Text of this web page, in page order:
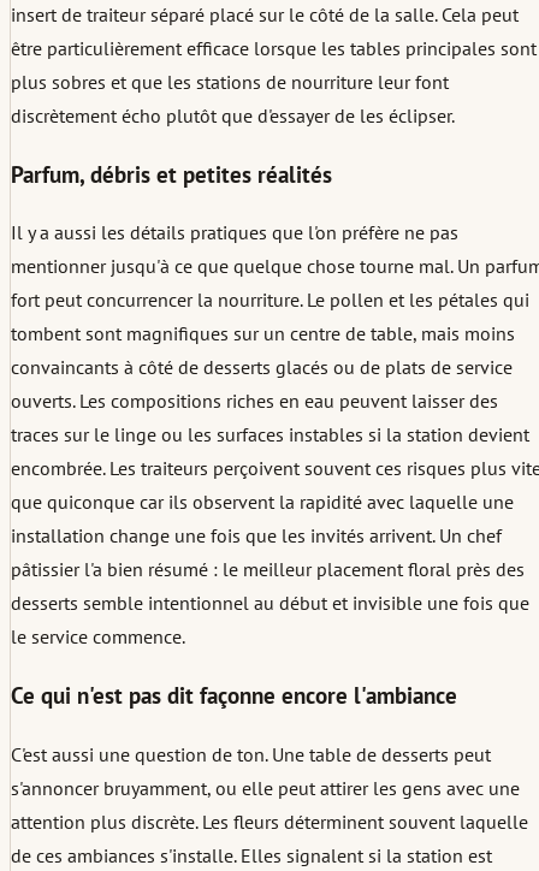
insert de traiteur séparé placé sur le côté de la salle. Cela peut
être particulièrement efficace lorsque les tables principales sont
plus sobres et que les stations de nourriture leur font
discrètement écho plutôt que d'essayer de les éclipser.
Parfum, débris et petites réalités
Il y a aussi les détails pratiques que l'on préfère ne pas
mentionner jusqu'à ce que quelque chose tourne mal. Un
fort peut concurrencer la nourriture. Le pollen et les pétales qui
tombent sont magnifiques sur un centre de table, mais moins
convaincants à côté de desserts glacés ou de plats de service
ouverts. Les compositions riches en eau peuvent laisser des
traces sur le linge ou les surfaces instables si la station devient
encombrée. Les traiteurs perçoivent souvent ces risques plus
que quiconque car ils observent la rapidité avec laquelle une
installation change une fois que les invités arrivent. Un chef
pâtissier l'a bien résumé : le meilleur placement floral près des
desserts semble intentionnel au début et invisible une fois que
le service commence.
Ce qui n'est pas dit façonne encore l'ambiance
C'est aussi une question de ton. Une table de desserts peut
s'annoncer bruyamment, ou elle peut attirer les gens avec une
attention plus discrète. Les fleurs déterminent souvent laquelle
de ces ambiances s'installe. Elles signalent si la station est